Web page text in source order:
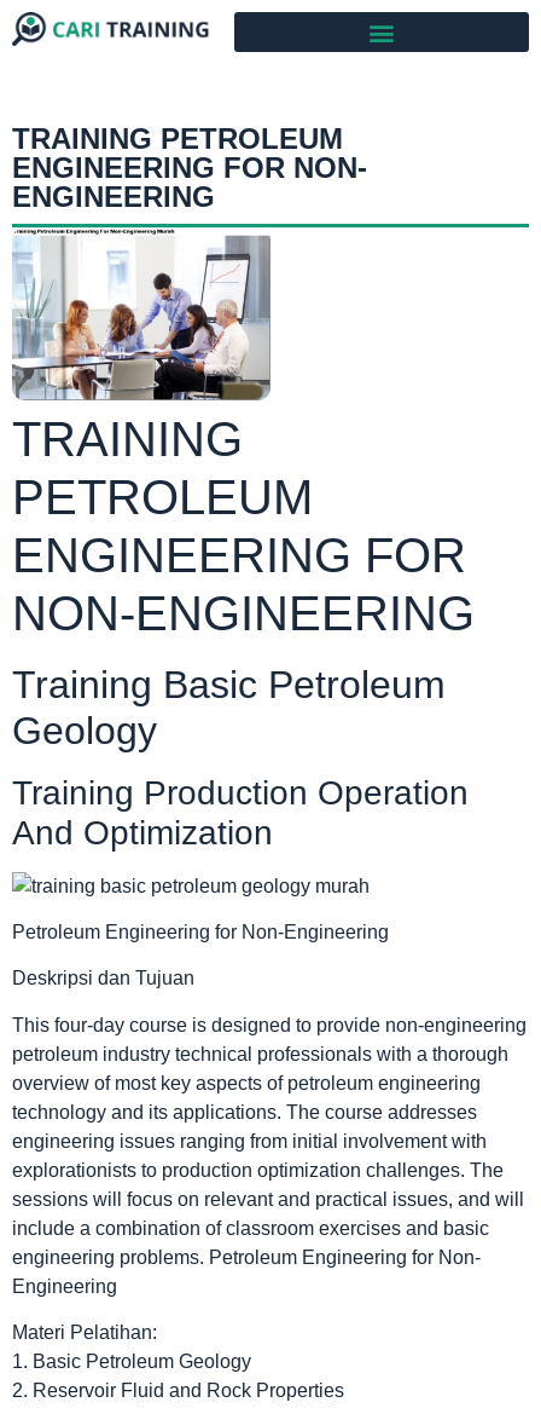
TRAINING PETROLEUM
ENGINEERING FOR NON-
ENGINEERING
TRAINING
PETROLEUM
ENGINEERING FOR
NON-ENGINEERING
Training Basic Petroleum
Geology
Training Production Operation
And Optimization
Petroleum Engineering for Non-Engineering
Deskripsi dan Tujuan
This four-day course is designed to provide non-engineering
petroleum industry technical professionals with a thorough
overview of most key aspects of petroleum engineering
technology and its applications. The course addresses
engineering issues ranging from initial involvement with
explorationists to production optimization challenges. The
sessions will focus on relevant and practical issues, and will
include a combination of classroom exercises and basic
engineering problems. Petroleum Engineering for Non-
Engineering
Materi Pelatihan:
1. Basic Petroleum Geology
2. Reservoir Fluid and Rock Properties